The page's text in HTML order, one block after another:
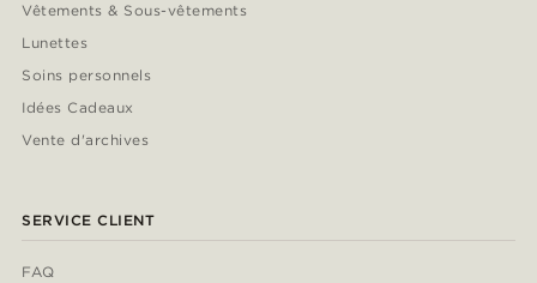
Vêtements & Sous-vêtements
Lunettes
Soins personnels
Idées Cadeaux
Vente d'archives
SERVICE CLIENT
FAQ